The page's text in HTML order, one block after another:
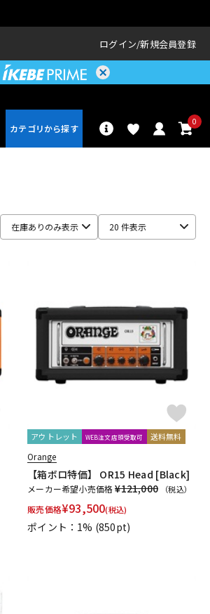
ログイン 新規会員登録
0
楽器アクセサ
リ
在庫ありのみ表示 20 件表示
アウトレット WEB注文店頭受取可 送料無料
Orange
【箱ボロ特価】 OR15 Head [Black]
メーカー希望小売価格¥121,000 （税込）
販売価格¥93,500(税込)
ポイント：1% (850pt)